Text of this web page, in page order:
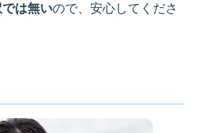
は無いので、安心してくださ